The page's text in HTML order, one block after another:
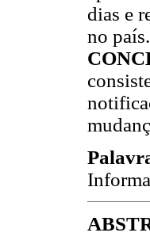
dias e
no país.